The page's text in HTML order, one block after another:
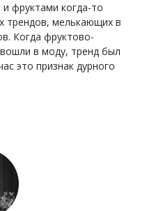
фруктами когда-то
трендов, мелькающих в
Когда фруктово-
в моду, тренд был
это признак дурного